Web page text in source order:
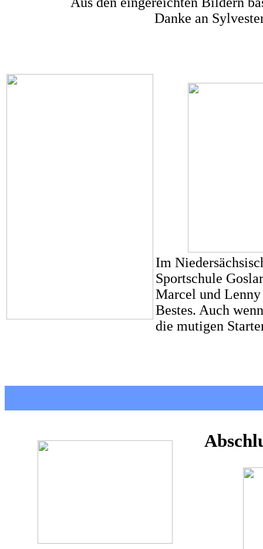
Danke an
Im
Sportschule
Marcel und
Bestes. Auch
die mutigen